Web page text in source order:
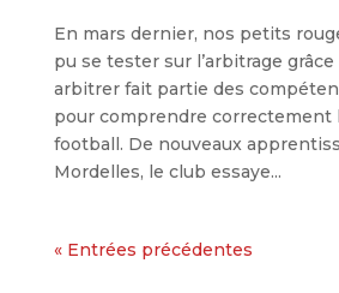
En mars dernier, nos petits
pu se tester sur l’arbitrage grâce
arbitrer fait partie des
pour comprendre correctement
football. De nouveaux
Mordelles, le club essaye...
« Entrées précédentes